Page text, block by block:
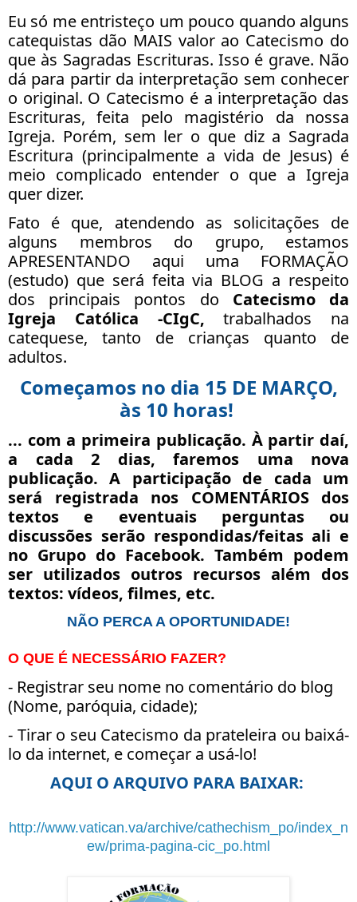
Eu só me entristeço um pouco quando alguns
catequistas dão MAIS valor ao Catecismo do
que às Sagradas Escrituras. Isso é grave. Não
dá para partir da interpretação sem conhecer
o original. O Catecismo é a interpretação das
Escrituras, feita pelo magistério da nossa
Igreja. Porém, sem ler o que diz a Sagrada
Escritura (principalmente a vida de Jesus) é
meio complicado entender o que a Igreja
quer dizer.
Fato é que, atendendo as solicitações de
alguns membros do grupo, estamos
APRESENTANDO aqui uma FORMAÇÃO
(estudo) que será feita via BLOG a respeito
dos principais pontos do Catecismo da
Igreja Católica -CIgC,trabalhados na
catequese, tanto de crianças quanto de
adultos.
Começamos no dia 15 DE MARÇO,
às 10 horas!
... com a primeira publicação. À partir daí,
a cada 2 dias, faremos uma nova
publicação. A participação de cada um
será registrada nos COMENTÁRIOS dos
textos e eventuais perguntas ou
discussões serão respondidas/feitas ali e
no Grupo do Facebook. Também podem
ser utilizados outros recursos além dos
textos: vídeos, filmes, etc.
NÃO PERCA A OPORTUNIDADE!
O QUE É NECESSÁRIO FAZER?
- Registrar seu nome no comentário do blog
(Nome, paróquia, cidade);
- Tirar o seu Catecismo da prateleira ou baixá-
lo da internet, e começar a usá-lo!
AQUI O ARQUIVO PARA BAIXAR:
http://www.vatican.va/archive/cathechism_po/index_n
ew/prima-pagina-cic_po.html